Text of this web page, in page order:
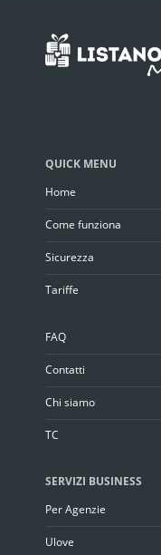
QUICK MENU
Home
Come funziona
Sicurezza
Tariffe
FAQ
Contatti
Chi siamo
TC
SERVIZI BUSINESS
Per Agenzie
Ulove